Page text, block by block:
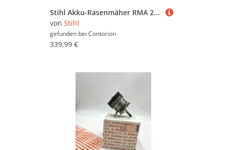
Stihl Akku-Rasenmäher RMA 239
von Stihl
gefunden bei Contorion
339,99 €